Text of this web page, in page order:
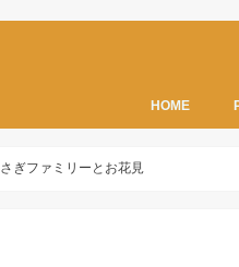
HOME
ぎファミリーとお花見